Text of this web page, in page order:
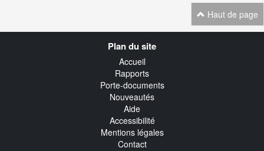
Haut de page
Plan du site
Accueil
Rapports
Porte-documents
Nouveautés
Aide
Accessibilité
Mentions légales
Contact